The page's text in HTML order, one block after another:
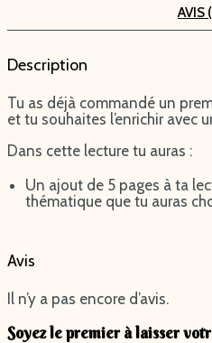
AVIS
Description
Tu as déjà commandé un
et tu souhaites l’enrichir avec
Dans cette lecture tu auras :
Un ajout de 5 pages à ta
thématique que tu auras
Avis
Il n’y a pas encore d’avis.
Soyez le premier à laisser